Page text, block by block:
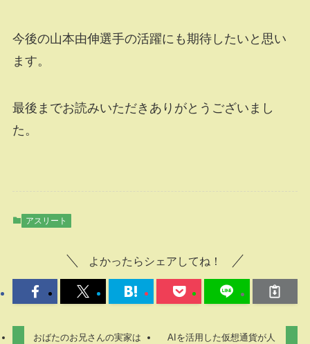
今後の山本由伸選手の活躍にも期待したいと思い
ます。
最後までお読みいただきありがとうございまし
た。
アスリート
よかったらシェアしてね！
おばたのお兄さんの実家は
AIを活用した仮想通貨が人